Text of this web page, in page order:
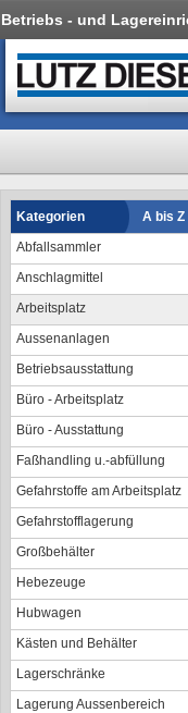
Betriebs - und
Kategorien
A bis Z
Abfallsammler
Anschlagmittel
Arbeitsplatz
Aussenanlagen
Betriebsausstattung
Büro - Arbeitsplatz
Büro - Ausstattung
Faßhandling u.-abfüllung
Gefahrstoffe am Arbeitsplatz
Gefahrstofflagerung
Großbehälter
Hebezeuge
Hubwagen
Kästen und Behälter
Lagerschränke
Lagerung Aussenbereich